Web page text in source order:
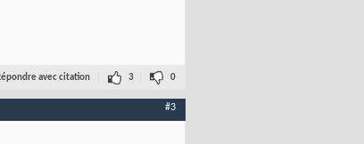
avec citation 3 0
#3